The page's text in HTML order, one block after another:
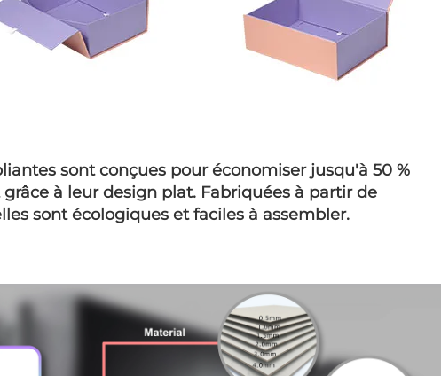
sont conçues pour économiser jusqu'à 50 %
à leur design plat. Fabriquées à partir de
sont écologiques et faciles à assembler.